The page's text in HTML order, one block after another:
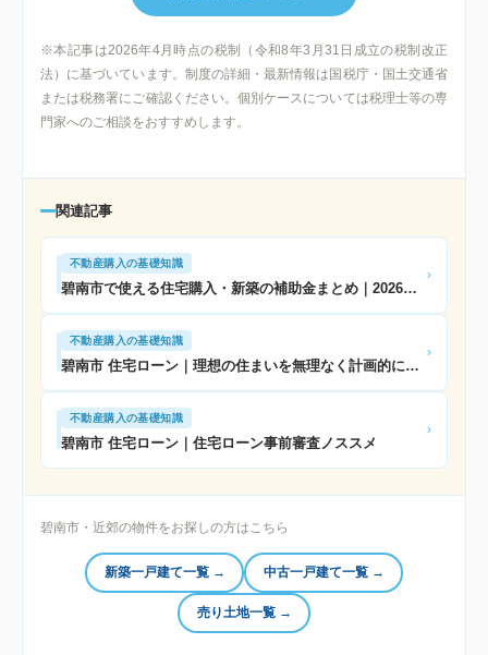
※本記事は2026年4月時点の税制（令和8年3月31日成立の税制改正
法）に基づいています。制度の詳細・最新情報は国税庁・国土交通省
または税務署にご確認ください。個別ケースについては税理士等の専
門家へのご相談をおすすめします。
関連記事
不動産購入の基礎知識
碧南市で使える住宅購入・新築の補助金まとめ｜2026年版
›
不動産購入の基礎知識
碧南市 住宅ローン｜理想の住まいを無理なく計画的に実現するために
›
不動産購入の基礎知識
碧南市 住宅ローン｜住宅ローン事前審査ノススメ
›
碧南市・近郊の物件をお探しの方はこちら
新築一戸建て一覧 → 中古一戸建て一覧 →
売り土地一覧 →